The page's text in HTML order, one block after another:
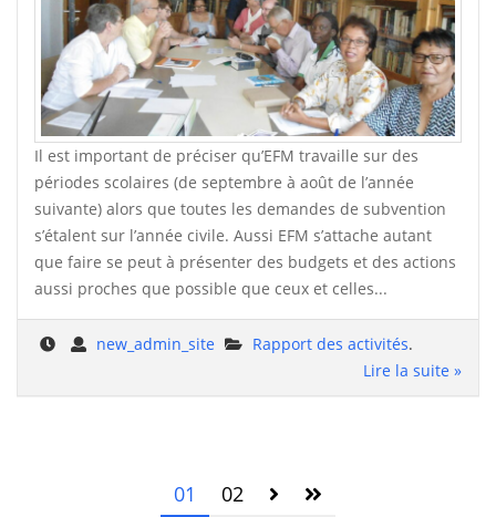
Il est important de préciser qu’EFM travaille sur des
périodes scolaires (de septembre à août de l’année
suivante) alors que toutes les demandes de subvention
s’étalent sur l’année civile. Aussi EFM s’attache autant
que faire se peut à présenter des budgets et des actions
aussi proches que possible que ceux et celles...
new_admin_site Rapport des activités.
Lire la suite »
01 02